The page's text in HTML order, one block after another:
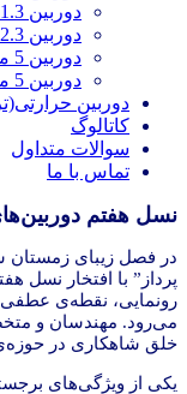
دوربین 1.3 مگاپیکسلی مدل RA-ASC-0134
دوربین 2.3 مگاپیکسلی مدل RA-ASC-0234
دوربین 5 مگاپیکسلی مدل RA-ASC-9031
دوربین 5 مگاپیکسلی مدل RA-ASC-5000
دوربین
کاتالوگ
سوالات متداول
تماس با ما
نسل هفتم
پرداز” با افتخار نسل
رونمایی، نقطه‌ی عطفی
می‌رود. مهندسان و
خلق شاهکاری در
یکی از ویژگی‌های